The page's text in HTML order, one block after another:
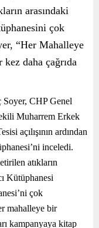
arasındaki
çok
“Her Mahalleye
daha çağrıda
CHP Genel
Muharrem Erkek
açılışının ardından
inceledi.
atıkların
Kütüphanesi
çok
mahalleye bir
kampanyaya kitap